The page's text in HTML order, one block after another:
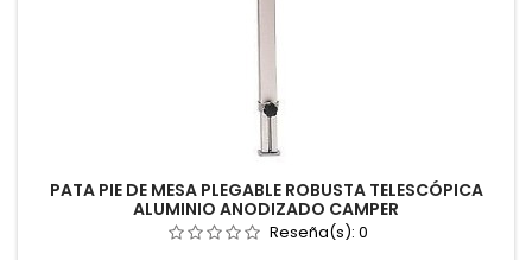
PATA PIE DE MESA PLEGABLE ROBUSTA TELESCÓPICA
ALUMINIO ANODIZADO CAMPER
Reseña(s): 0